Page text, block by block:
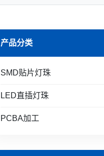
产品分类
SMD贴片灯珠
LED直插灯珠
PCBA加工